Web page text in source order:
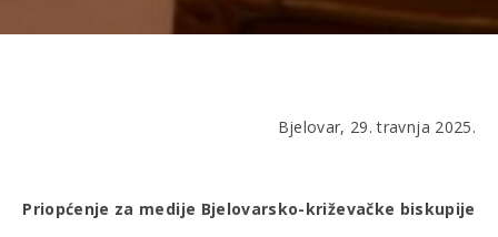
Bjelovar, 29. travnja 2025.
Priopćenje za medije Bjelovarsko-križevačke biskupije